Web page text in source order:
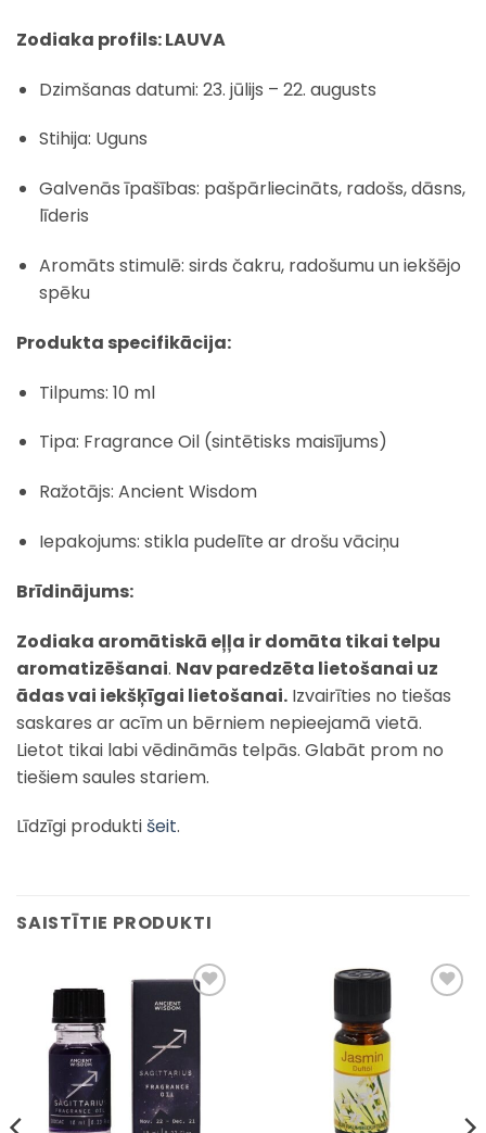
Zodiaka profils: LAUVA
Dzimšanas datumi: 23. jūlijs – 22. augusts
Stihija: Uguns
Galvenās īpašības: pašpārliecināts, radošs, dāsns,
līderis
Aromāts stimulē: sirds čakru, radošumu un iekšējo
spēku
Produkta specifikācija:
Tilpums: 10 ml
Tipa: Fragrance Oil (sintētisks maisījums)
Ražotājs: Ancient Wisdom
Iepakojums: stikla pudelīte ar drošu vāciņu
Brīdinājums:
Zodiaka aromātiskā eļļa ir domāta tikai telpu
aromatizēšanai. Nav paredzēta lietošanai uz
ādas vai iekšķīgai lietošanai. Izvairīties no tiešas
saskares ar acīm un bērniem nepieejamā vietā.
Lietot tikai labi vēdināmās telpās. Glabāt prom no
tiešiem saules stariem.
Līdzīgi produkti šeit.
SAISTĪTIE PRODUKTI
Pievienot
sarakstam